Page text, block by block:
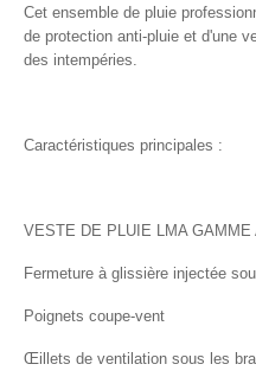
Cet ensemble de pluie
de protection anti-pluie et d'une
des intempéries.
Caractéristiques principales :
VESTE DE PLUIE LMA GAMME
Fermeture à glissière injectée
Poignets coupe-vent
Œillets de ventilation sous les